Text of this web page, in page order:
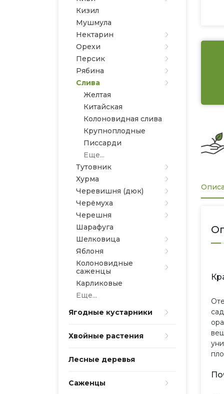
Кизил
Мушмула
Нектарин
Орехи
Персик
Рябина
Слива
Желтая
Китайская
Колоновидная слива
Крупноплодные
Писсарди
Еще...
Тутовник
Хурма
Черевишня (дюк)
Черёмуха
Черешня
Шарафуга
Шелковица
Яблоня
Колоновидные
саженцы
Карликовые
Еще...
Ягодные кустарники
Хвойные растения
Лесные деревья
Саженцы